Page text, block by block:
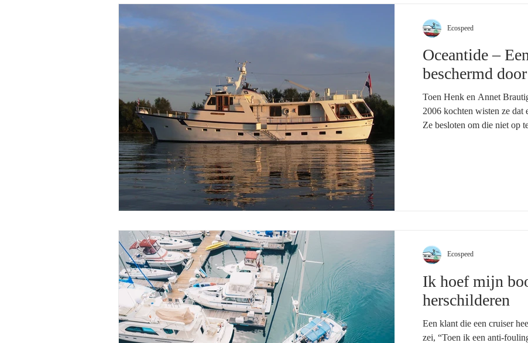
Oceantide –
beschermd
Toen Henk en Annet
2006 kochten wisten ze dat
Ze besloten om die niet op
Ecospeed
Ik hoef mijn
herschilderen
Een klant die een cruiser
zei, “Toen ik een anti-
Ecospeed